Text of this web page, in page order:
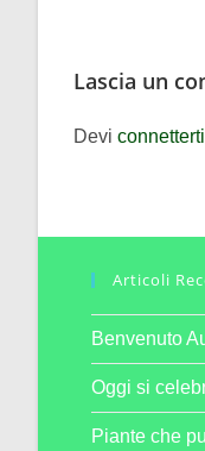
Lascia un
Devi connetterti
Articoli
Benvenuto
Oggi si
Piante che